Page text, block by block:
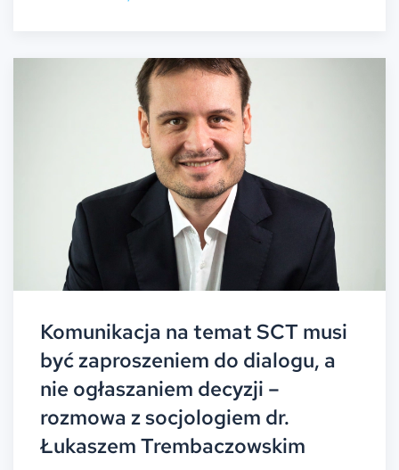
Komunikacja na temat SCT musi
być zaproszeniem do dialogu, a
nie ogłaszaniem decyzji –
rozmowa z socjologiem dr.
Łukaszem Trembaczowskim